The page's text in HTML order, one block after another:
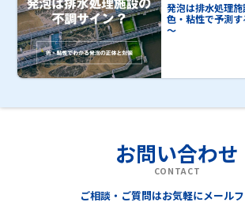
発泡は排水処理
色・粘性で予測
～
お問い合わせ
CONTACT
ご相談・ご質問はお気軽にメール